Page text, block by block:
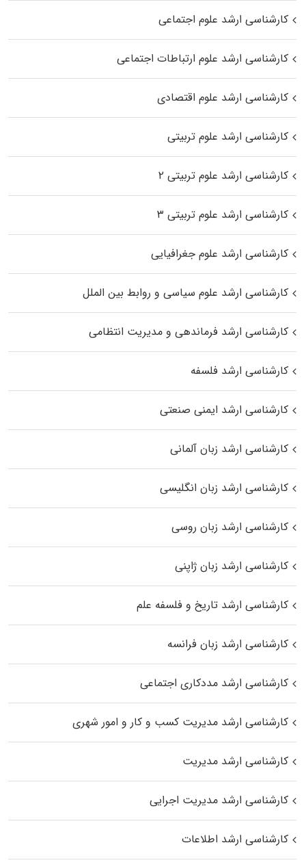
کارشناسی ارشد علوم اجتماعی
کارشناسی ارشد علوم ارتباطات اجتماعی
کارشناسی ارشد علوم اقتصادی
کارشناسی ارشد علوم تربیتی
کارشناسی ارشد علوم تربیتی ۲
کارشناسی ارشد علوم تربیتی ۳
کارشناسی ارشد علوم جغرافیایی
کارشناسی ارشد علوم سیاسی و روابط بین الملل
کارشناسی ارشد فرماندهی و مدیریت انتظامی
کارشناسی ارشد فلسفه
کارشناسی ارشد ایمنی صنعتی
کارشناسی ارشد زبان آلمانی
کارشناسی ارشد زبان انگلیسی
کارشناسی ارشد زبان روسی
کارشناسی ارشد زبان ژاپنی
کارشناسی ارشد تاریخ و فلسفه علم
کارشناسی ارشد زبان فرانسه
کارشناسی ارشد مددکاری اجتماعی
کارشناسی ارشد مدیریت کسب و کار و امور شهری
کارشناسی ارشد مدیریت
کارشناسی ارشد مدیریت اجرایی
کارشناسی ارشد اطلاعات